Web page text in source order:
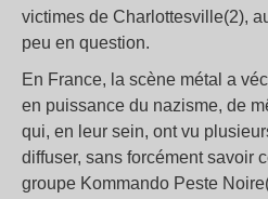
victimes de Charlottesville(2),
peu en question.
En France, la scène métal a
en puissance du nazisme, de
qui, en leur sein, ont vu
diffuser, sans forcément savoir
groupe Kommando Peste